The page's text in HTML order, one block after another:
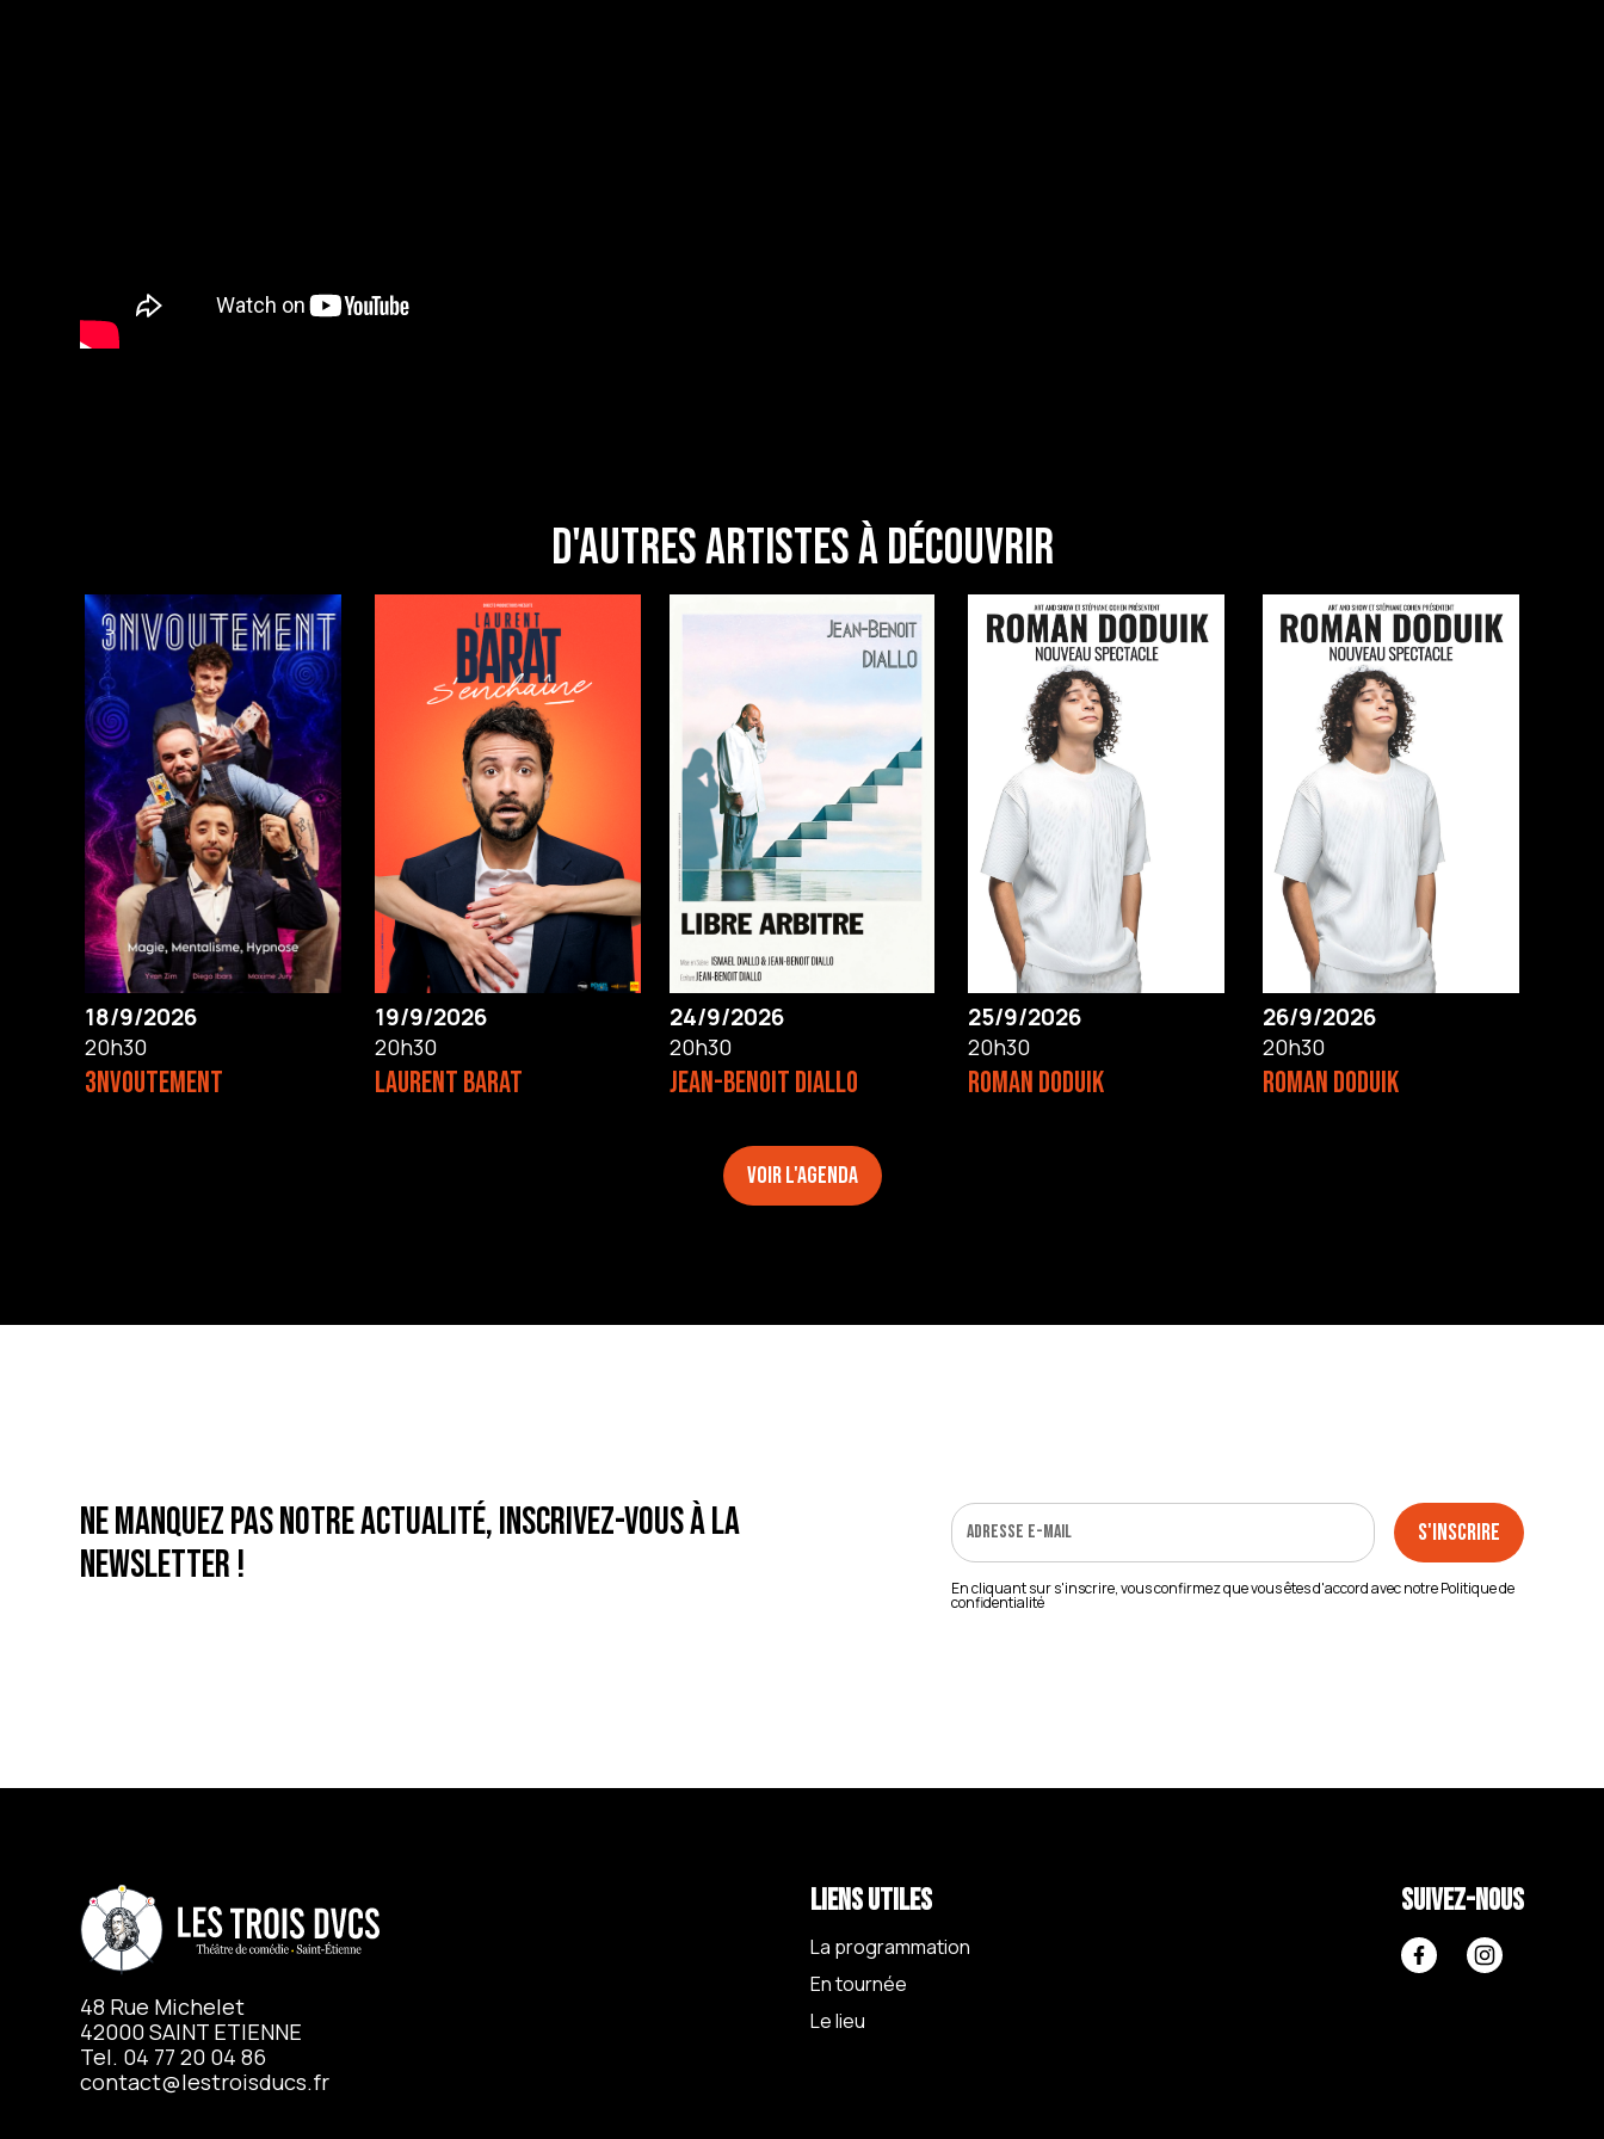
D'autres artistes à découvrir
18/9/2026
20h30
3NVOUTEMENT
19/9/2026
20h30
LAURENT BARAT
24/9/2026
20h30
JEAN-BENOIT DIALLO
25/9/2026
20h30
ROMAN DODUIK
26/9/2026
20h30
ROMAN DODUIK
Voir l'agenda
Ne manquez pas notre actualité, inscrivez-vous à la
newsletter !
En cliquant sur s'inscrire, vous confirmez que vous êtes d'accord avec notrePolitique de
confidentialité
48 Rue Michelet
42000 SAINT ETIENNE
Tel. 04 77 20 04 86
contact@lestroisducs.fr
Liens utiles
La programmation
En tournée
Le lieu
Suivez-nous